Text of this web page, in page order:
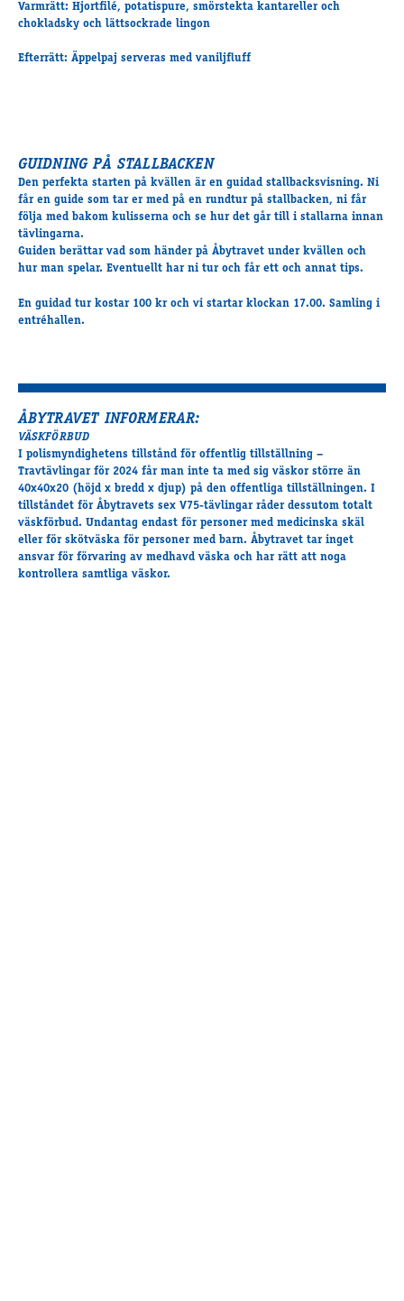
Styrelsen
Intresseföreningar
Varmrätt: Hjortfilé, potatispure, smörstekta kantareller och
chokladsky och lättsockrade lingon
Efterrätt: Äppelpaj serveras med vaniljfluff
GUIDNING PÅ STALLBACKEN
Den perfekta starten på kvällen är en guidad stallbacksvisning. Ni
får en guide som tar er med på en rundtur på stallbacken, ni får
följa med bakom kulisserna och se hur det går till i stallarna innan
tävlingarna.
Guiden berättar vad som händer på Åbytravet under kvällen och
hur man spelar. Eventuellt har ni tur och får ett och annat tips.
En guidad tur kostar 100 kr och vi startar klockan 17.00. Samling i
entréhallen.
ÅBYTRAVET INFORMERAR:
VÄSKFÖRBUD
I polismyndighetens tillstånd för offentlig tillställning –
Travtävlingar för 2024 får man inte ta med sig väskor större än
40x40x20 (höjd x bredd x djup) på den offentliga tillställningen. I
tillståndet för Åbytravets sex V75-tävlingar råder dessutom totalt
väskförbud. Undantag endast för personer med medicinska skäl
eller för skötväska för personer med barn. Åbytravet tar inget
ansvar för förvaring av medhavd väska och har rätt att noga
kontrollera samtliga väskor.